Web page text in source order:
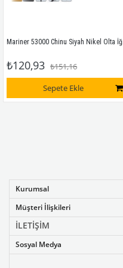
Mariner 53000 Chinu Siyah Nikel Olta İğnesi No:8 Siyah Nikel
₺151,16
Sepete Ekle
Kurumsal
Müşteri İlişkileri
İLETİŞİM
Sosyal Medya